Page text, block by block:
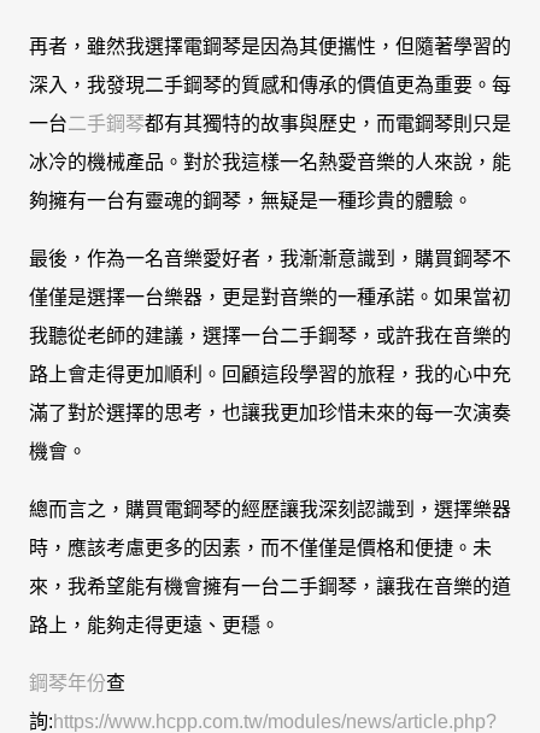
再者，雖然我選擇電鋼琴是因為其便攜性，但隨著學習的
深入，我發現二手鋼琴的質感和傳承的價值更為重要。每
一台二手鋼琴都有其獨特的故事與歷史，而電鋼琴則只是
冰冷的機械產品。對於我這樣一名熱愛音樂的人來說，能
夠擁有一台有靈魂的鋼琴，無疑是一種珍貴的體驗。
最後，作為一名音樂愛好者，我漸漸意識到，購買鋼琴不
僅僅是選擇一台樂器，更是對音樂的一種承諾。如果當初
我聽從老師的建議，選擇一台二手鋼琴，或許我在音樂的
路上會走得更加順利。回顧這段學習的旅程，我的心中充
滿了對於選擇的思考，也讓我更加珍惜未來的每一次演奏
機會。
總而言之，購買電鋼琴的經歷讓我深刻認識到，選擇樂器
時，應該考慮更多的因素，而不僅僅是價格和便捷。未
來，我希望能有機會擁有一台二手鋼琴，讓我在音樂的道
路上，能夠走得更遠、更穩。
鋼琴年份查
詢:https://www.hcpp.com.tw/modules/news/article.php?